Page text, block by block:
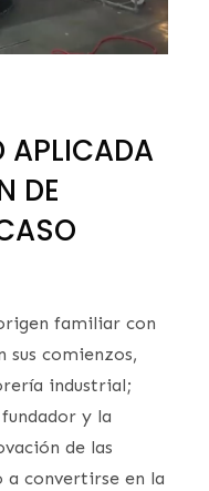
APLICADA
DE
familiar con
sus comienzos,
industrial;
y la
de las
a convertirse en la